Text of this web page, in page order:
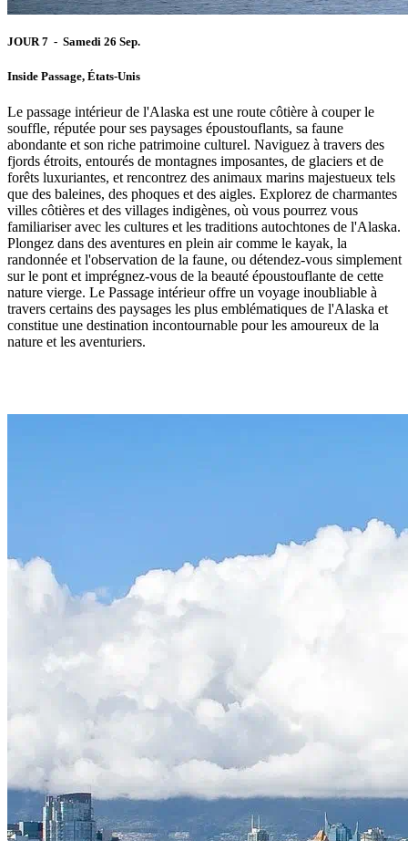
JOUR 7 - Samedi 26 Sep.
Inside Passage, États-Unis
Le passage intérieur de l'Alaska est une route côtière à couper le
souffle, réputée pour ses paysages époustouflants, sa faune
abondante et son riche patrimoine culturel. Naviguez à travers des
fjords étroits, entourés de montagnes imposantes, de glaciers et de
forêts luxuriantes, et rencontrez des animaux marins majestueux tels
que des baleines, des phoques et des aigles. Explorez de charmantes
villes côtières et des villages indigènes, où vous pourrez vous
familiariser avec les cultures et les traditions autochtones de l'Alaska.
Plongez dans des aventures en plein air comme le kayak, la
randonnée et l'observation de la faune, ou détendez-vous simplement
sur le pont et imprégnez-vous de la beauté époustouflante de cette
nature vierge. Le Passage intérieur offre un voyage inoubliable à
travers certains des paysages les plus emblématiques de l'Alaska et
constitue une destination incontournable pour les amoureux de la
nature et les aventuriers.